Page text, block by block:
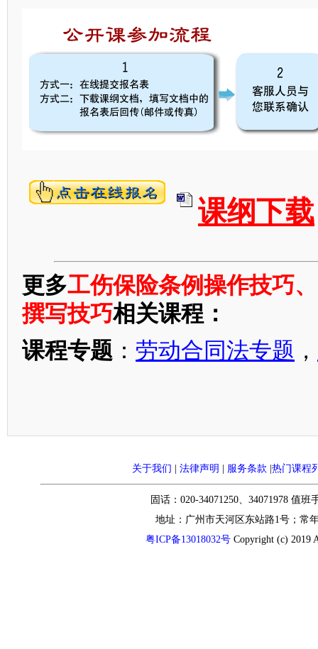
课纲下载
更多工伤保险条例操作技巧
撰写技巧相关课程：
课程专题 ： 劳动合同法专题 ，
关于我们 | 法律声明 | 服务条款 |热门课程
固话：020-34071250、34071978 值班
地址：广州市天河区东站路1号；常
粤ICP备13018032号Copyright (c) 2019